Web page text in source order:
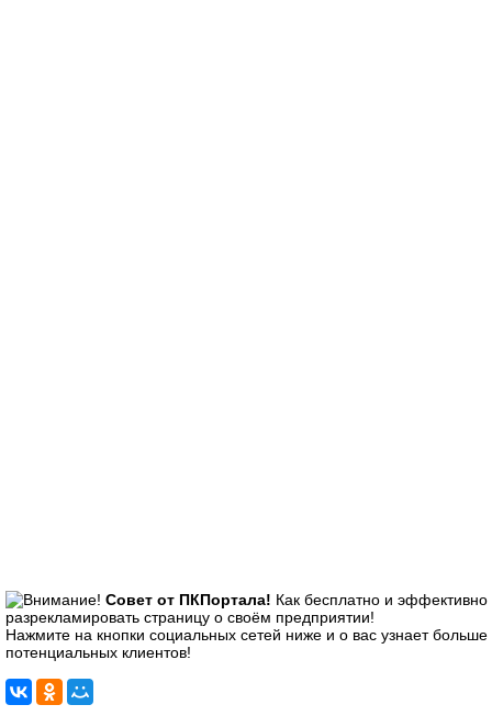
Совет от ПКПортала! Как бесплатно и эффективно
разрекламировать страницу о своём предприятии!
Нажмите на кнопки социальных сетей ниже и о вас узнает больше
потенциальных клиентов!